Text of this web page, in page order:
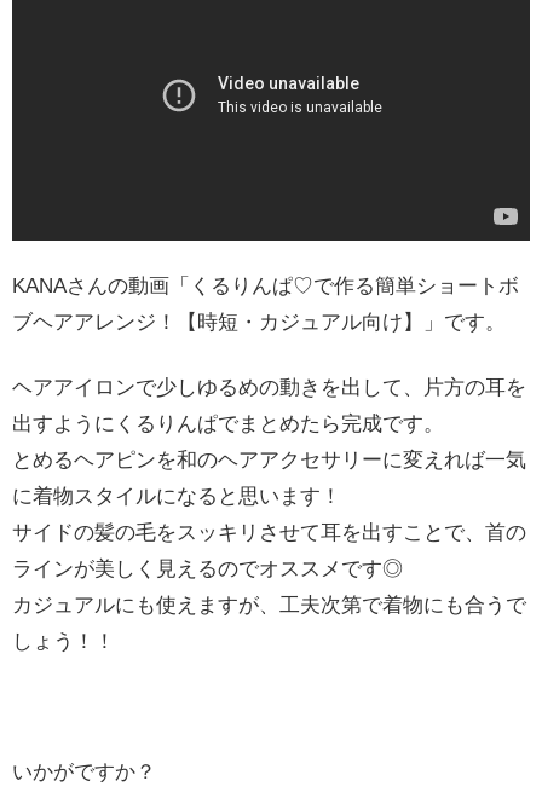
KANAさんの動画「くるりんぱ♡で作る簡単ショートボ
ブヘアアレンジ！【時短・カジュアル向け】」です。
ヘアアイロンで少しゆるめの動きを出して、片方の耳を
出すようにくるりんぱでまとめたら完成です。
とめるヘアピンを和のヘアアクセサリーに変えれば一気
に着物スタイルになると思います！
サイドの髪の毛をスッキリさせて耳を出すことで、首の
ラインが美しく見えるのでオススメです◎
カジュアルにも使えますが、工夫次第で着物にも合うで
しょう！！
いかがですか？